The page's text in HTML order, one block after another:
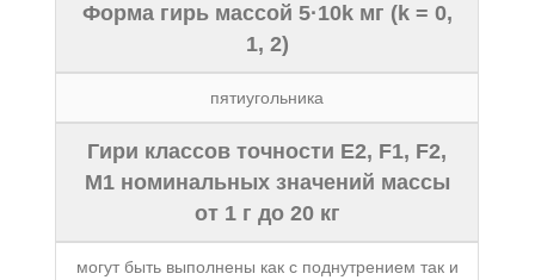
Форма гирь массой 5·10k мг (k = 0,
1, 2)
пятиугольника
Гири классов точности E2, F1, F2,
M1 номинальных значений массы
от 1 г до 20 кг
могут быть выполнены как с поднутрением так и